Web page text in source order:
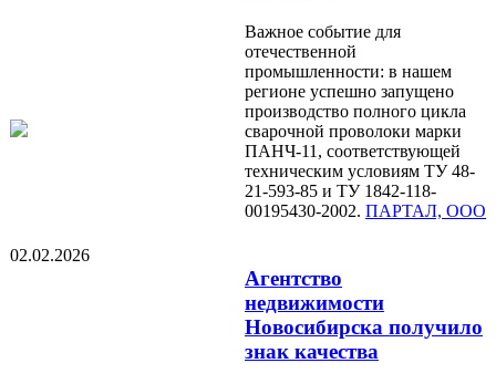
Важное событие для
отечественной
промышленности: в нашем
регионе успешно запущено
производство полного цикла
сварочной проволоки марки
ПАНЧ-11, соответствующей
техническим условиям ТУ 48-
21-593-85 и ТУ 1842-118-
00195430-2002. ПАРТАЛ, ООО
02.02.2026
Агентство
недвижимости
Новосибирска получило
знак качества